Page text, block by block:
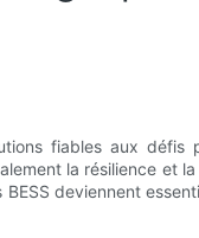
fiables aux défis
la résilience et
deviennent